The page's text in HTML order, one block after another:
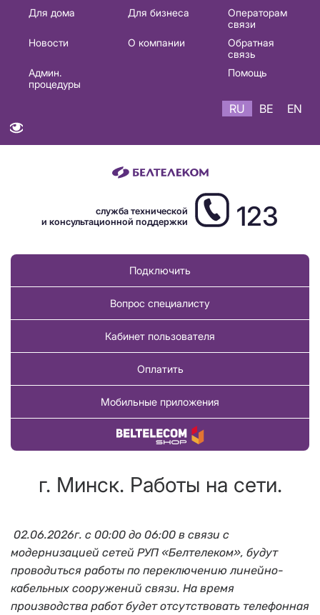
Основная
навигация
Для дома Для бизнеса
Операторам
связи
Новости
О компании
Обратная
связь
Админ.
процедуры
Помощь
RU BE EN
служба технической
и консультационной поддержки
123
Подключить
Вопрос специалисту
Кабинет пользователя
Оплатить
Мобильные приложения
Купить товар
г. Минск. Работы на сети.
02.06.2026г. с 00:00 до 06:00 в связи с
модернизацией сетей РУП «Белтелеком», будут
проводиться работы по переключению линейно-
кабельных сооружений связи. На время
производства работ будет отсутствовать телефонная